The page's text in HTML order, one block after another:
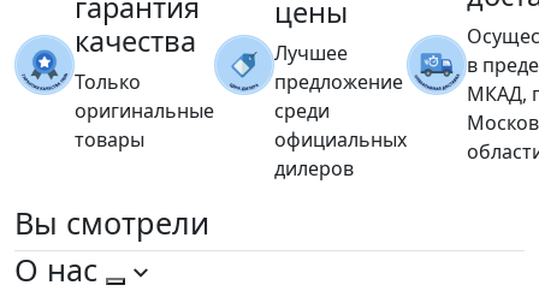
качества
Только
оригинальные
товары
цены
Лучшее
предложение
среди
официальных
дилеров
в
МКАД,
Вы смотрели
О нас